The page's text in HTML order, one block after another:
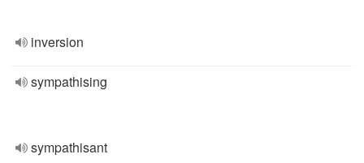
inversion
sympathising
sympathisant